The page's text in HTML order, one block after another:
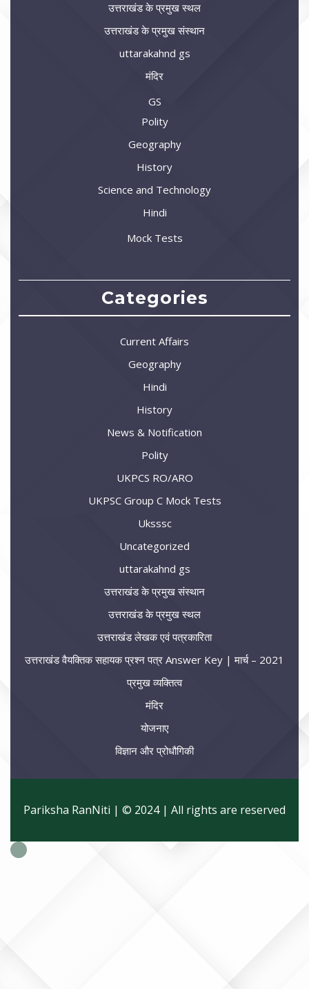
उत्तराखंड के प्रमुख स्थल
उत्तराखंड के प्रमुख संस्थान
uttarakahnd gs
मंदिर
GS
Polity
Geography
History
Science and Technology
Hindi
Mock Tests
Categories
Current Affairs
Geography
Hindi
History
News & Notification
Polity
UKPCS RO/ARO
UKPSC Group C Mock Tests
Uksssc
Uncategorized
uttarakahnd gs
उत्तराखंड के प्रमुख संस्थान
उत्तराखंड के प्रमुख स्थल
उत्तराखंड लेखक एवं पत्रकारिता
उत्तराखंड वैयक्तिक सहायक प्रश्न पत्र Answer Key | मार्च – 2021
प्रमुख व्यक्तित्व
मंदिर
योजनाए
विज्ञान और प्रोधौगिकी
Pariksha RanNiti | © 2024 | All rights are reserved